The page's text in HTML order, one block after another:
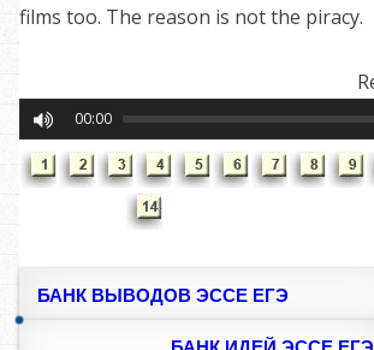
films too. The reason is not the piracy.
00:00
БАНК ВЫВОДОВ ЭССЕ ЕГЭ